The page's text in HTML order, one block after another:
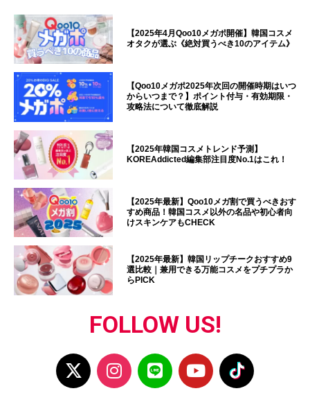
【2025年4月Qoo10メガポ開催】韓国コスメ
オタクが選ぶ《絶対買うべき10のアイテム》
【Qoo10メガポ2025年次回の開催時期はいつ
からいつまで？】ポイント付与・有効期限・
攻略法について徹底解説
【2025年韓国コスメトレンド予測】
KOREAddicted編集部注目度No.1はこれ！
【2025年最新】Qoo10メガ割で買うべきおす
すめ商品！韓国コスメ以外の名品や初心者向
けスキンケアもCHECK
【2025年最新】韓国リップチークおすすめ9
選比較｜兼用できる万能コスメをプチプラか
らPICK
FOLLOW US!